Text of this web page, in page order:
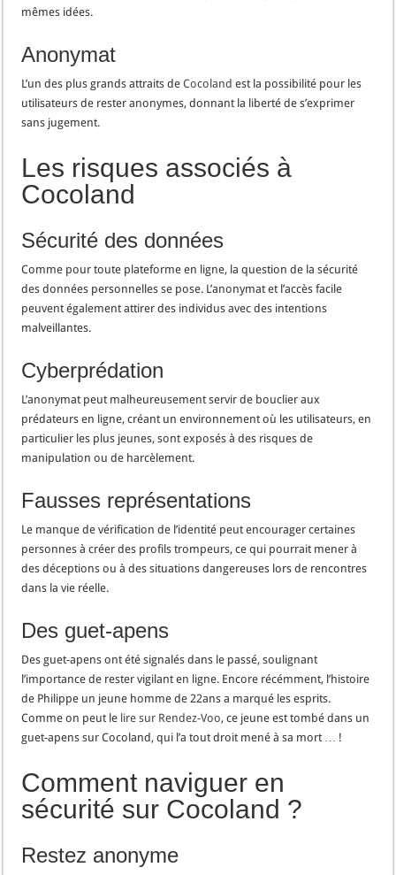
mêmes idées.
Anonymat
L’un des plus grands attraits deCocoland est la possibilité pour les
utilisateurs de rester anonymes, donnant la liberté de s’exprimer
sans jugement.
Les risques associés à
Cocoland
Sécurité des données
Comme pour toute plateforme en ligne, la question de la sécurité
des données personnelles se pose. L’anonymat et l’accès facile
peuvent également attirer des individus avec des intentions
malveillantes.
Cyberprédation
L’anonymat peut malheureusement servir de bouclier aux
prédateurs en ligne, créant un environnement où les utilisateurs, en
particulier les plus jeunes, sont exposés à des risques de
manipulation ou de harcèlement.
Fausses représentations
Le manque de vérification de l’identité peut encourager certaines
personnes à créer des profils trompeurs, ce qui pourrait mener à
des déceptions ou à des situations dangereuses lors de rencontres
dans la vie réelle.
Des guet-apens
Des guet-apens ont été signalés dans le passé, soulignant
l’importance de rester vigilant en ligne. Encore récémment, l’histoire
de Philippe un jeune homme de 22ans a marqué les esprits.
Comme on peut le lire sur Rendez-Voo, ce jeune est tombé dans un
guet-apens sur Cocoland, qui l’a tout droit mené à sa mort … !
Comment naviguer en
sécurité sur Cocoland ?
Restez anonyme